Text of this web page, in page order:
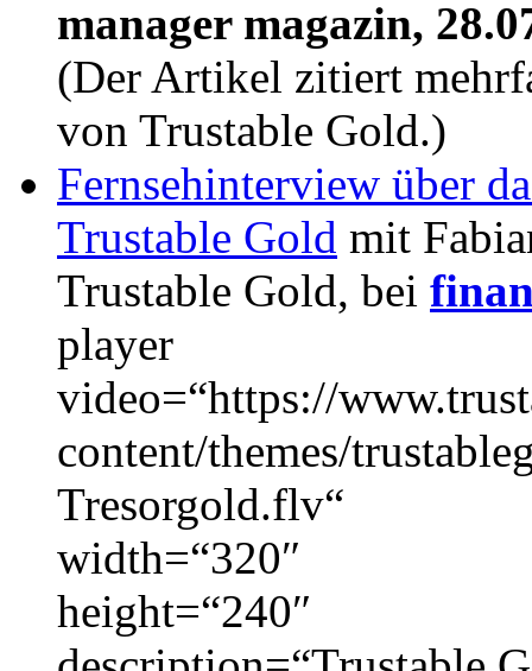
manager magazin,
(Der Artikel zitiert
von Trustable Gold.)
Fernsehinterview über
Trustable Gold mit
Trustable Gold, bei
player
video=“https://
content/themes/
Tresorgold.flv“
width=“320″
height=“240″